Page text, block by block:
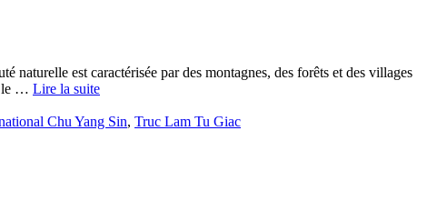
naturelle est caractérisée par des montagnes, des forêts et des villages
le … Lire la suite
Chu Yang Sin, Truc Lam Tu Giac